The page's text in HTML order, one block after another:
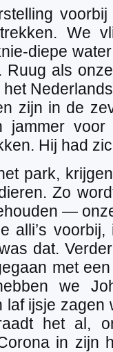
We
diepe
Ruug als
zijn in de
jammer
Hij had
park,
Zo
—
alli’s
dat.
met
we
laf ijsje
het al,
in zijn